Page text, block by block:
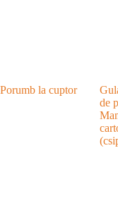
Porumb la cuptor
de